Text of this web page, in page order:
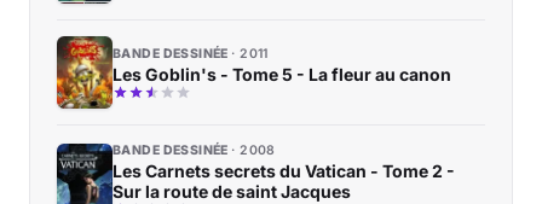
BANDE DESSINÉE 2011
Les Goblin's - Tome 5 - La fleur au canon
BANDE DESSINÉE 2008
Les Carnets secrets du Vatican - Tome 2 -
Sur la route de saint Jacques